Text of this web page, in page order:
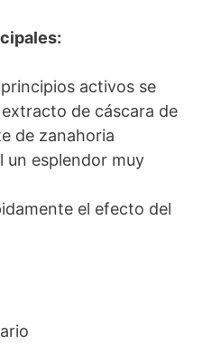
activos se
de cáscara de
de zanahoria
un esplendor muy
el efecto del